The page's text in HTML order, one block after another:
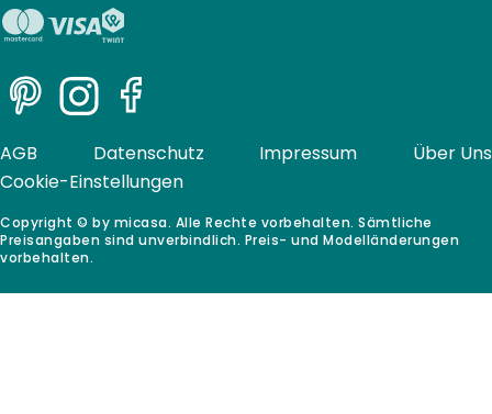
PinterestInstagramFacebook
Copyright © by micasa. Alle Rechte vorbehalten. Sämtliche
Preisangaben sind unverbindlich. Preis- und Modelländerungen
vorbehalten.
AGB Datenschutz Impressum
Über Uns
Cookie-Einstellungen